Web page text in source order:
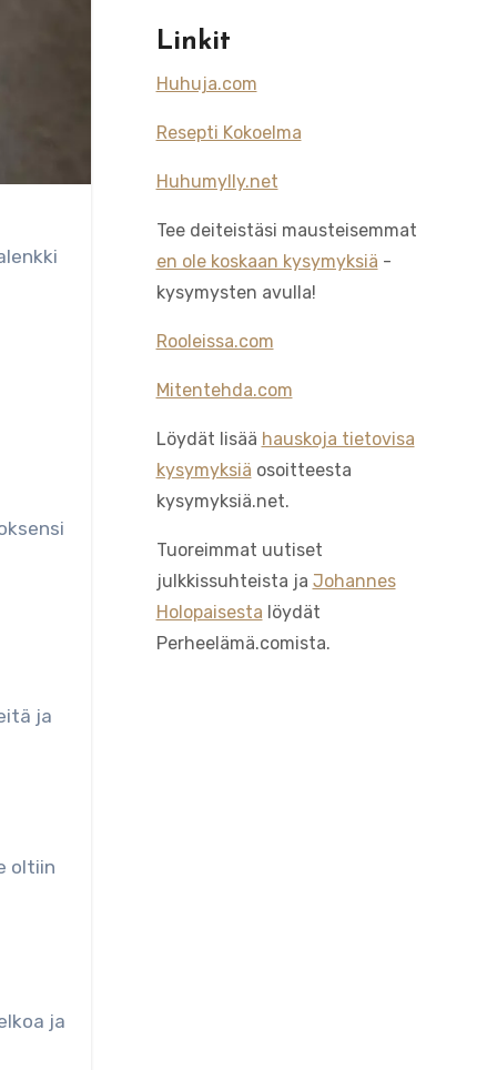
ja
oltiin
ja
Linkit
Huhuja.com
Resepti Kokoelma
Huhumylly.net
Tee deiteistäsi mausteisemmat
en ole koskaan kysymyksiä -
kysymysten avulla!
Rooleissa.com
Mitentehda.com
Löydät lisää hauskoja tietovisa
kysymyksiä osoitteesta
kysymyksiä.net.
Tuoreimmat uutiset
julkkissuhteista ja Johannes
Holopaisesta löydät
Perheelämä.comista.